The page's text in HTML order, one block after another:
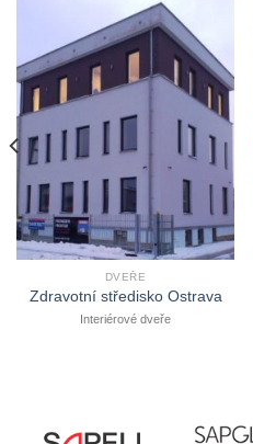
DVEŘE
Zdravotní středisko Ostrava
Interiérové dveře